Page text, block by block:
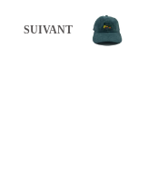
SUIVANT